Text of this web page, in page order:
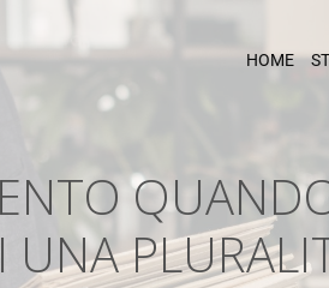
HOME
UNA